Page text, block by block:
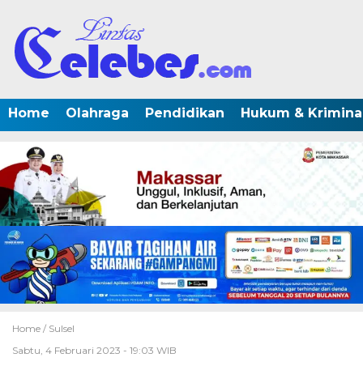
Home Olahraga Pendidikan Hukum &
Home / Sulsel
Sabtu, 4 Februari 2023 - 19:03 WIB